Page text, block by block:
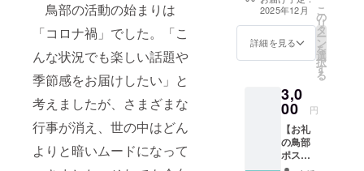
鳥部の活動の始まりは
「コロナ禍」でした。「こ
んな状況でも楽しい話題や
季節感をお届けしたい」と
考えましたが、さまざまな
行事が消え、世の中はどん
よりと暗いムードになって
から、リターン
なしコースのご
提案をいただき
ましたので、新
2025年12月
詳細を見る
こ
の
リ
タ
ー
ン
を
選
択
す
る
3,0
00 円
【お礼
の鳥部
ポスト
カー